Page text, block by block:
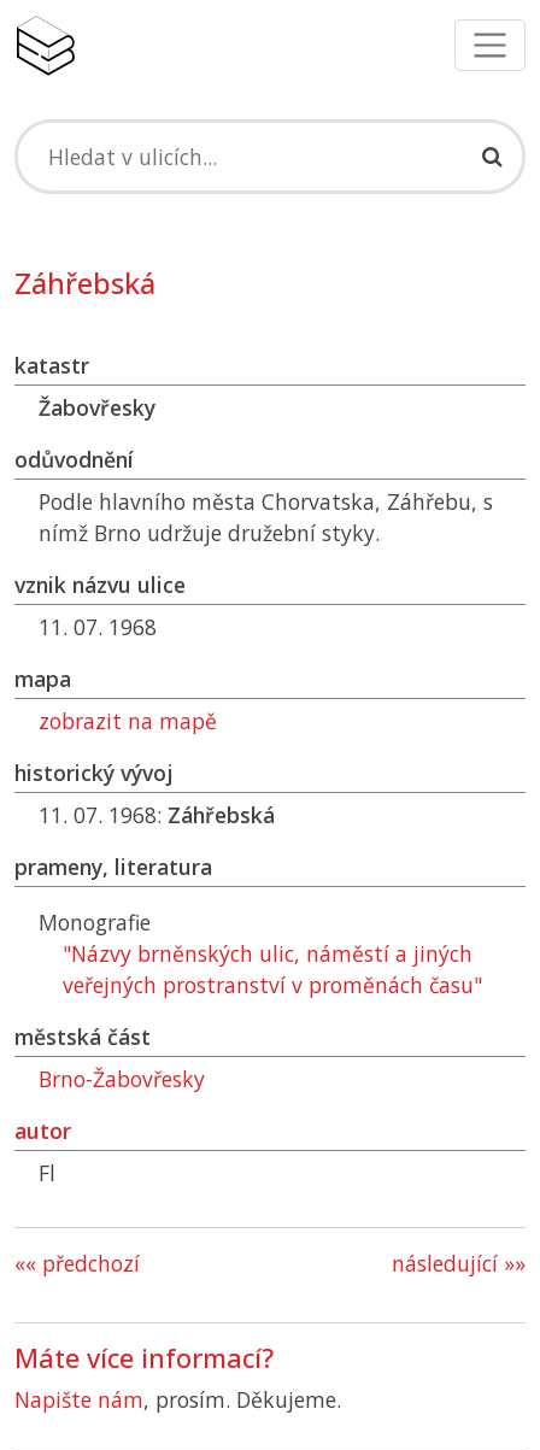
Záhřebská
katastr
Žabovřesky
odůvodnění
Podle hlavního města Chorvatska, Záhřebu, s
nímž Brno udržuje družební styky.
vznik názvu ulice
11. 07. 1968
mapa
zobrazit na mapě
historický vývoj
11. 07. 1968: Záhřebská
prameny, literatura
Monografie
"Názvy brněnských ulic, náměstí a jiných
veřejných prostranství v proměnách času"
městská část
Brno-Žabovřesky
autor
Fl
«« předchozí následující »»
Máte více informací?
Napište nám, prosím. Děkujeme.